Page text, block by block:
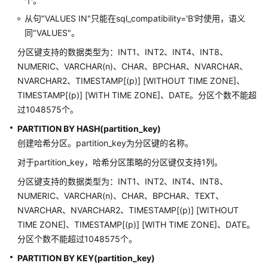
CREATE
CREATE
TABLE
CREATE
TABLE
CREATE
TABLE
PARTITION
CREATE
TABLESPACE
CREATE
从句"VALUES IN"只能在sql_compatibility='B'时使用，语义
同"VALUES"。
分区键支持的数据类型为：INT1、INT2、INT4、INT8、
NUMERIC、VARCHAR(n)、CHAR、BPCHAR、NVARCHAR、
NVARCHAR2、TIMESTAMP[(p)] [WITHOUT TIME ZONE]、
TIMESTAMP[(p)] [WITH TIME ZONE]、DATE。分区个数不能超
过1048575个。
PARTITION BY HASH(partition_key)
创建哈希分区。partition_key为分区键的名称。
对于partition_key，哈希分区策略的分区键仅支持1列。
分区键支持的数据类型为：INT1、INT2、INT4、INT8、
NUMERIC、VARCHAR(n)、CHAR、BPCHAR、TEXT、
NVARCHAR、NVARCHAR2、TIMESTAMP[(p)] [WITHOUT
TIME ZONE]、TIMESTAMP[(p)] [WITH TIME ZONE]、DATE。
分区个数不能超过1048575个。
PARTITION BY KEY(partition_key)